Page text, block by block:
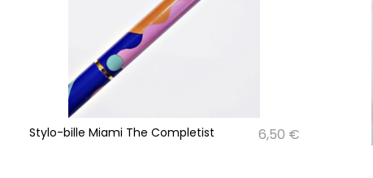
Stylo-bille Miami The Completist 6,50 €